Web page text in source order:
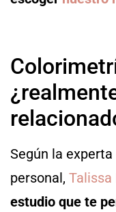
Según la
personal, Talissa
estudio que te